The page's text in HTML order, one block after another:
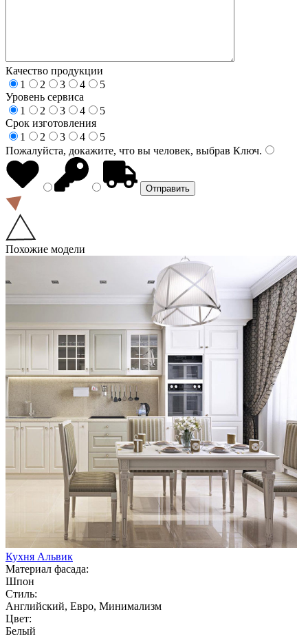
Качество продукции
1
2 3 4
5
Уровень сервиса
1
2 3 4
5
Срок изготовления
1
2 3 4
5
Пожалуйста, докажите, что вы человек, выбрав Ключ.
Похожие модели
Кухня Альвик
Материал фасада:
Шпон
Стиль:
Английский, Евро, Минимализм
Цвет:
Белый